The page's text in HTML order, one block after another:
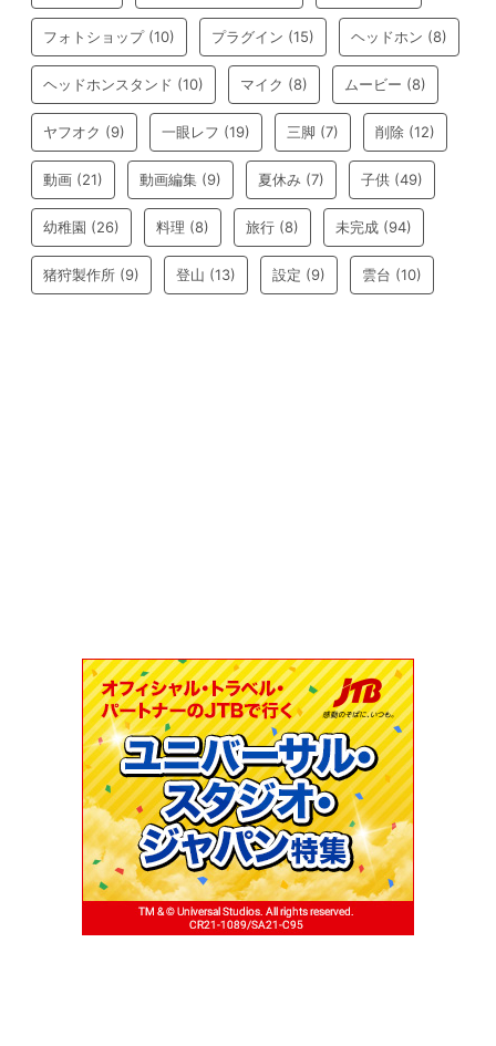
フォトショップ(10) プラグイン (15) ヘッドホン (8)
ヘッドホンスタンド (10) マイク (8) ムービー (8)
ヤフオク (9) 一眼レフ (19) 三脚 (7) 削除 (12)
動画 (21) 動画編集 (9) 夏休み (7) 子供 (49)
幼稚園 (26) 料理 (8) 旅行 (8) 未完成 (94)
猪狩製作所 (9) 登山 (13) 設定 (9) 雲台 (10)